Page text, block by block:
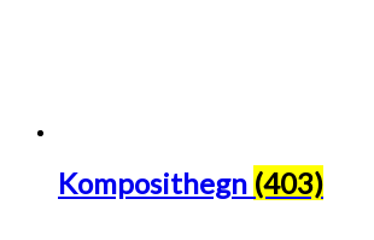
Komposithegn (403)